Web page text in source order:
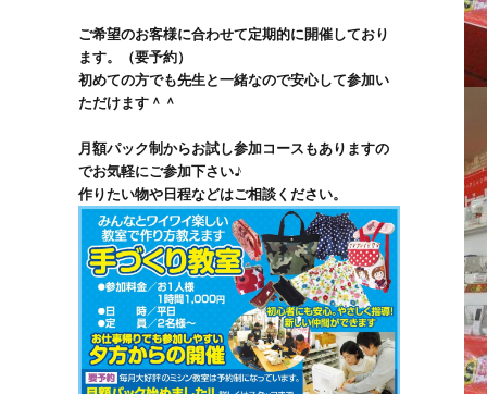
ご希望のお客様に合わせて定期的に開催しており
ます。（要予約）
初めての方でも先生と一緒なので安心して参加い
ただけます＾＾
月額パック制からお試し参加コースもありますの
でお気軽にご参加下さい♪
作りたい物や日程などはご相談ください。